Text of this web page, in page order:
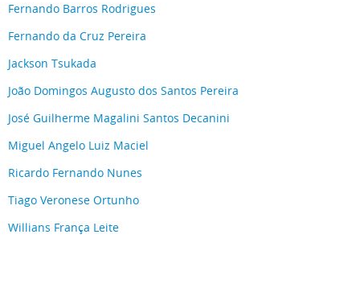
Fernando Barros Rodrigues
Fernando da Cruz Pereira
Jackson Tsukada
João Domingos Augusto dos Santos Pereira
José Guilherme Magalini Santos Decanini
Miguel Angelo Luiz Maciel
Ricardo Fernando Nunes
Tiago Veronese Ortunho
Willians França Leite